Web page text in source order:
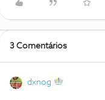
3 Comentários
dxnog